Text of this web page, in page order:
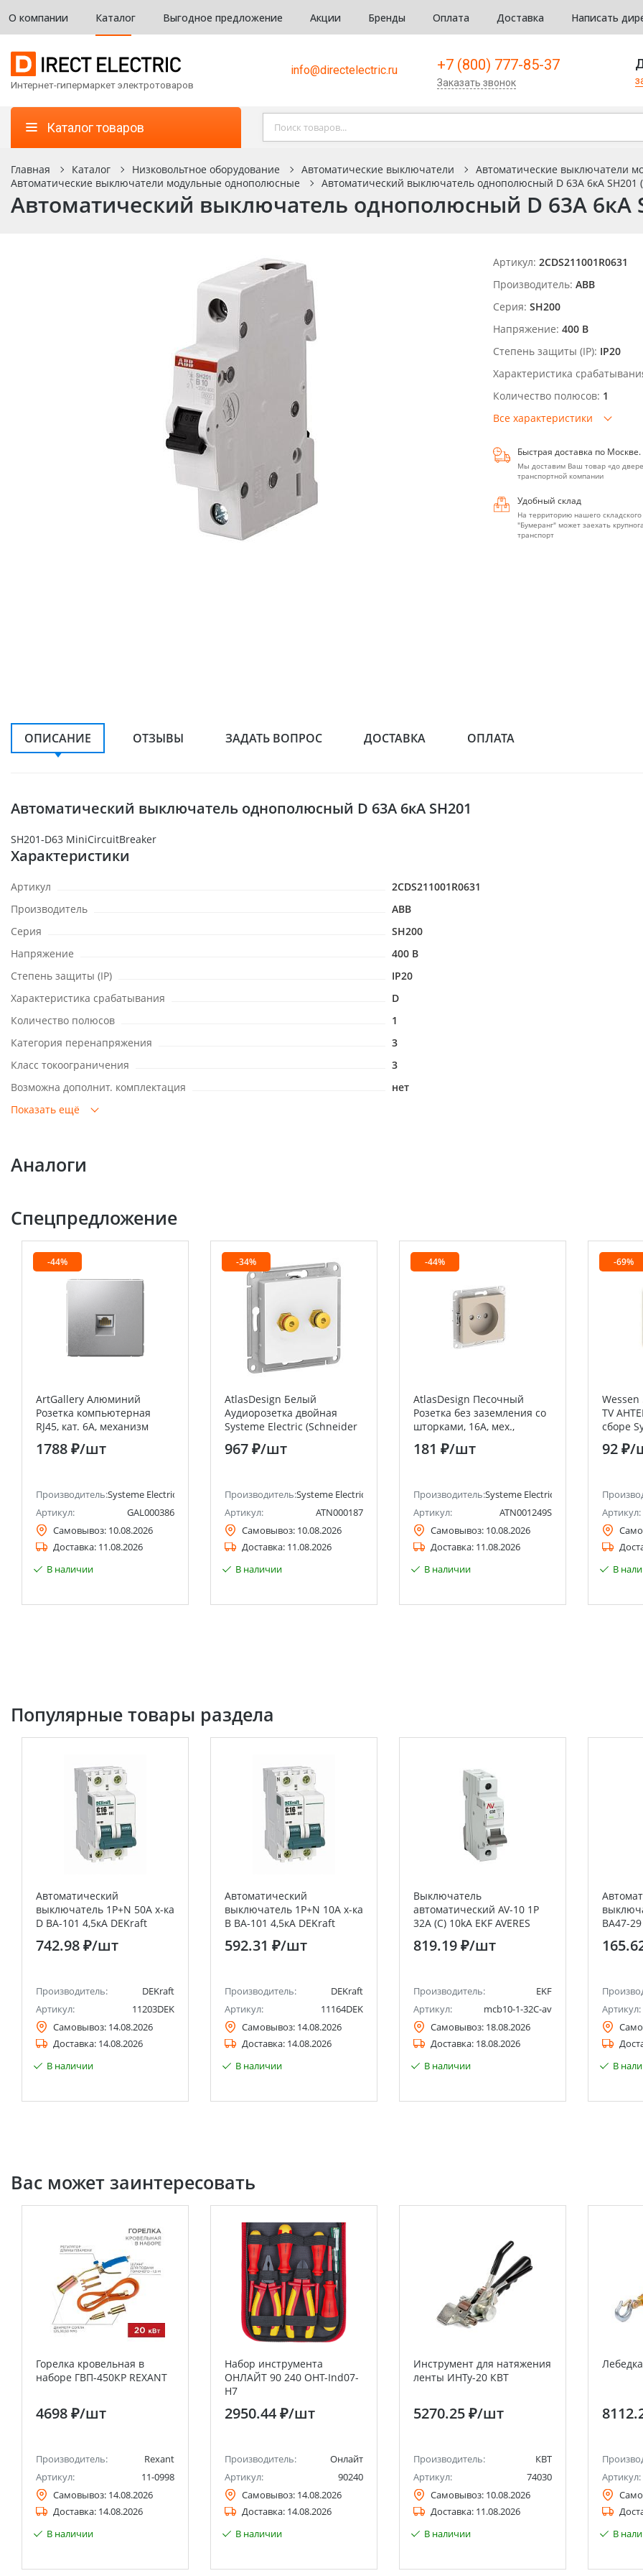
О компании Каталог Выгодное предложение Акции Бренды Оплата Доставка Написать
Интернет-гипермаркет электротоваров
info@directelectric.ru +7 (800) 777-85-37
Заказать звонок
Каталог товаров
Главная Каталог Низковольтное оборудование Автоматические выключатели
Автоматические выключатели
Автоматические выключатели модульные однополюсные
Автоматический выключатель однополюсный D 63А 6кА SH201
Автоматический выключатель однополюсный D 63А 6кА
Артикул: 2CDS211001R0631
Производитель: ABB
Серия: SH200
Напряжение: 400 В
Степень защиты (IP): IP20
Характеристика
Количество полюсов: 1
Все характеристики
Быстрая доставка по Москве.
Мы доставим Ваш товар «до
транспортной компании
Удобный склад
На территорию нашего
"Бумеранг" может заехать
транспорт
ОПИСАНИЕ ОТЗЫВЫ ЗАДАТЬ ВОПРОС ДОСТАВКА ОПЛАТА
Автоматический выключатель однополюсный D 63А 6кА SH201
SH201-D63 MiniCircuitBreaker
Характеристики
Артикул
2CDS211001R0631
Производитель
ABB
Серия
SH200
Напряжение
400 В
Степень защиты (IP)
IP20
Характеристика срабатывания
D
Количество полюсов
1
Категория перенапряжения
3
Класс токоограничения
3
Возможна дополнит. комплектация
нет
Показать ещё
Аналоги
Спецпредложение
Schneider Electric)
-44%
ArtGallery Алюминий
Розетка компьютерная
RJ45, кат. 6A, механизм
Systeme Electric (Schneider
Electric)
1788 ₽/шт
Производитель:Systeme Electric (ранее Schneider Electric)
Артикул:
GAL000386
Самовывоз: 10.08.2026
Доставка: 11.08.2026
В наличии
-34%
AtlasDesign Белый
Аудиорозетка двойная
Systeme Electric (Schneider
Electric)
967 ₽/шт
Производитель:Systeme Electric (ранее Schneider Electric)
Артикул:
ATN000187
Самовывоз: 10.08.2026
Доставка: 11.08.2026
В наличии
-44%
AtlasDesign Песочный
Розетка без заземления со
шторками, 16А, мех.,
быстрозажим. клемм
181 ₽/шт
Производитель:Systeme Electric (ранее Schneider
Артикул:
ATN001249S
Самовывоз: 10.08.2026
Доставка: 11.08.2026
В наличии
-69%
Wessen
TV
сборе
92 ₽/
Артикул:
В
Популярные товары раздела
Автоматический
выключатель 1P+N 50А х-ка
D ВА-101 4,5кА DEKraft
742.98 ₽/шт
Производитель:
DEKraft
Артикул:
11203DEK
Самовывоз: 14.08.2026
Доставка: 14.08.2026
В наличии
Автоматический
выключатель 1Р+N 10А х-ка
B ВА-101 4,5кА DEKraft
592.31 ₽/шт
Производитель:
DEKraft
Артикул:
11164DEK
Самовывоз: 14.08.2026
Доставка: 14.08.2026
В наличии
Выключатель
автоматический AV-10 1P
32A (C) 10kA EKF AVERES
819.19 ₽/шт
Производитель:
EKF
Артикул:
mcb10-1-32C-av
Самовывоз: 18.08.2026
Доставка: 18.08.2026
В наличии
ВА47-
Артикул:
В
Вас может заинтересовать
Горелка кровельная в
наборе ГВП-450КР REXANT
4698 ₽/шт
Производитель:
Rexant
Артикул:
11-0998
Самовывоз: 14.08.2026
Доставка: 14.08.2026
В наличии
Набор инструмента
ОНЛАЙТ 90 240 OHT-Ind07-
H7
2950.44 ₽/шт
Производитель:
Онлайт
Артикул:
90240
Самовывоз: 14.08.2026
Доставка: 14.08.2026
В наличии
Инструмент для натяжения
ленты ИНТу-20 КВТ
5270.25 ₽/шт
Производитель:
КВТ
Артикул:
74030
Самовывоз: 10.08.2026
Доставка: 11.08.2026
В наличии
Артикул:
В